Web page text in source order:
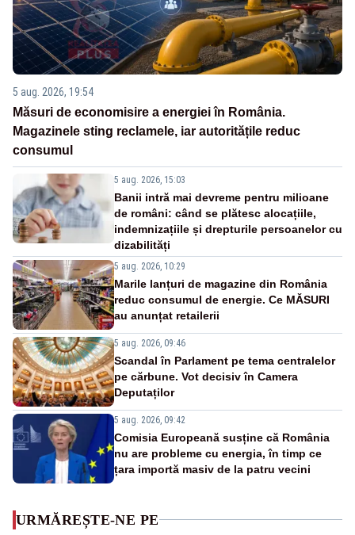
5 aug. 2026, 19:54
Măsuri de economisire a energiei în România.
Magazinele sting reclamele, iar autoritățile reduc
consumul
5 aug. 2026, 15:03
Banii intră mai devreme pentru milioane
de români: când se plătesc alocațiile,
indemnizațiile și drepturile persoanelor cu
dizabilități
5 aug. 2026, 10:29
Marile lanțuri de magazine din România
reduc consumul de energie. Ce MĂSURI
au anunțat retailerii
5 aug. 2026, 09:46
Scandal în Parlament pe tema centralelor
pe cărbune. Vot decisiv în Camera
Deputaților
5 aug. 2026, 09:42
Comisia Europeană susține că România
nu are probleme cu energia, în timp ce
țara importă masiv de la patru vecini
URMĂREȘTE-NE PE